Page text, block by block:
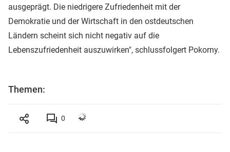
ausgeprägt. Die niedrigere Zufriedenheit mit der
Demokratie und der Wirtschaft in den ostdeutschen
Ländern scheint sich nicht negativ auf die
Lebenszufriedenheit auszuwirken", schlussfolgert Pokorny.
Themen:
0